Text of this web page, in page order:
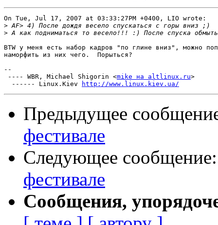
On Tue, Jul 17, 2007 at 03:33:27PM +0400, LIO wrote:
>
>
BTW у меня есть набор кадров "по глине вниз", можно
наморфить из них чего.  Порыться?
--
---- WBR, Michael Shigorin <mike на altlinux.ru>
  ------ Linux.Kiev
http://www.linux.kiev.ua/
Предыдущее
фестивале
Следующее
фестивале
Сообщения,